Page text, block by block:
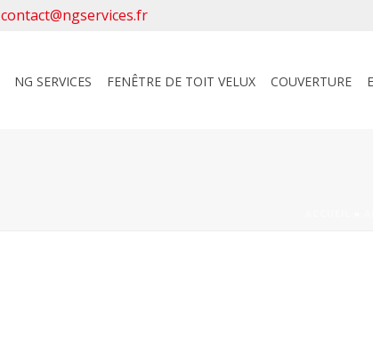
contact@ngservices.fr
NG SERVICES FENÊTRE DE TOIT VELUX COUVERTURE